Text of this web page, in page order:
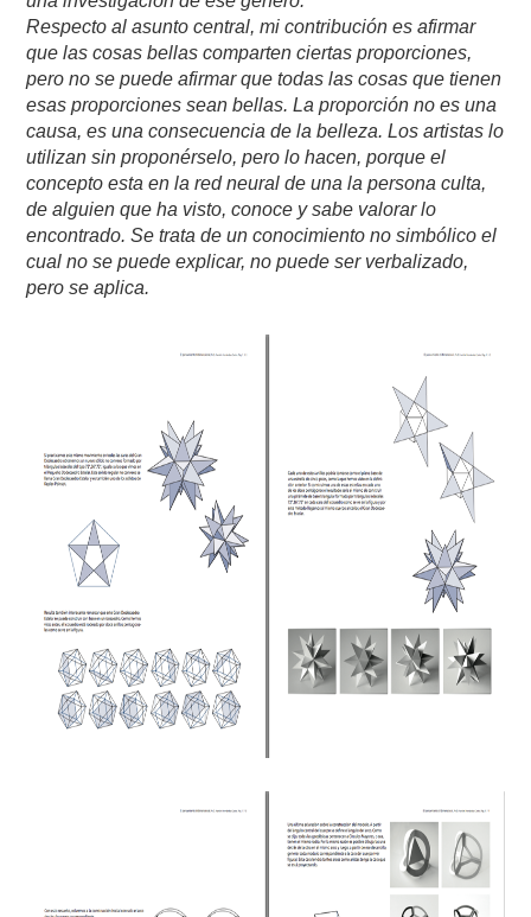
Respecto al asunto central, mi contribución es afirmar
que las cosas bellas comparten ciertas proporciones,
pero no se puede afirmar que todas las cosas que tienen
esas proporciones sean bellas. La proporción no es una
causa, es una consecuencia de la belleza. Los artistas lo
utilizan sin proponérselo, pero lo hacen, porque el
concepto esta en la red neural de una la persona culta,
de alguien que ha visto, conoce y sabe valorar lo
encontrado. Se trata de un conocimiento no simbólico el
cual no se puede explicar, no puede ser verbalizado,
pero se aplica.